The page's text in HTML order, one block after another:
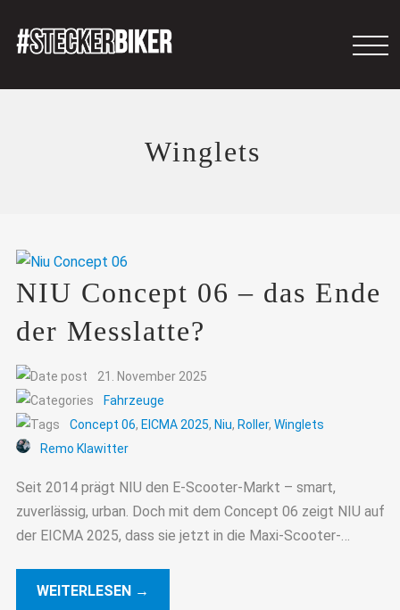
Winglets
NIU Concept 06 – das Ende
der Messlatte?
21. November 2025
Fahrzeuge
Concept 06, EICMA 2025, Niu, Roller, Winglets
Remo Klawitter
Seit 2014 prägt NIU den E-Scooter-Markt – smart,
zuverlässig, urban. Doch mit dem Concept 06 zeigt NIU auf
der EICMA 2025, dass sie jetzt in die Maxi-Scooter-
tourentauglicher.
WEITERLESEN →